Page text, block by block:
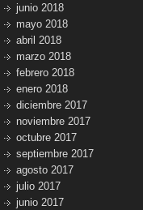
junio 2018
mayo 2018
abril 2018
marzo 2018
febrero 2018
enero 2018
diciembre 2017
noviembre 2017
octubre 2017
septiembre 2017
agosto 2017
julio 2017
junio 2017